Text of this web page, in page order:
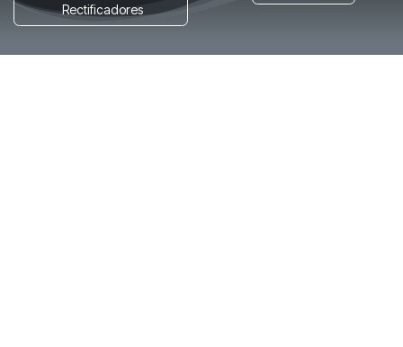
Rectificadores